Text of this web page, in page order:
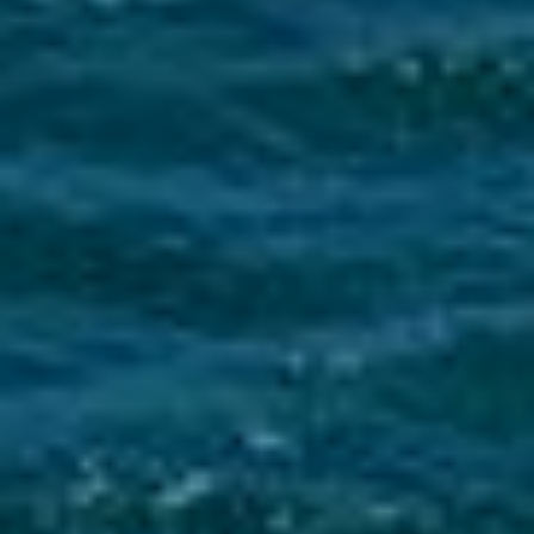
La Ville du Moule informe ses administrés de
l’installation d’une sirène d’alerte tsunami sur